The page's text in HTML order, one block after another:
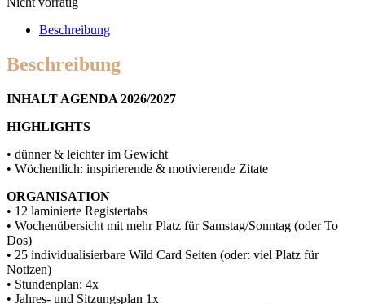
Beschreibung
Beschreibung
INHALT AGENDA 2026/2027
HIGHLIGHTS
• dünner & leichter im Gewicht
• Wöchentlich: inspirierende & motivierende Zitate
ORGANISATION
• 12 laminierte Registertabs
• Wochenübersicht mit mehr Platz für Samstag/Sonntag (oder To
Dos)
• 25 individualisierbare Wild Card Seiten (oder: viel Platz für
Notizen)
• Stundenplan: 4x
• Jahres- und Sitzungsplan 1x